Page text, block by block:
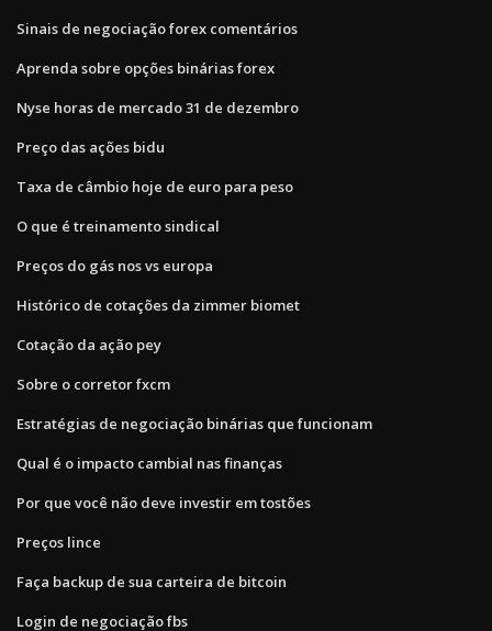
Sinais de negociação forex comentários
Aprenda sobre opções binárias forex
Nyse horas de mercado 31 de dezembro
Preço das ações bidu
Taxa de câmbio hoje de euro para peso
O que é treinamento sindical
Preços do gás nos vs europa
Histórico de cotações da zimmer biomet
Cotação da ação pey
Sobre o corretor fxcm
Estratégias de negociação binárias que funcionam
Qual é o impacto cambial nas finanças
Por que você não deve investir em tostões
Preços lince
Faça backup de sua carteira de bitcoin
Login de negociação fbs